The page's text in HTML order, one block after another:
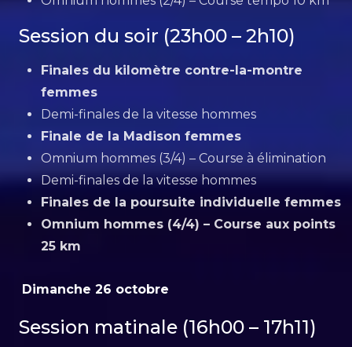
Session du soir (23h00 – 2h10)
Finales du kilomètre contre-la-montre
femmes
Demi-finales de la vitesse hommes
Finale de la Madison femmes
Omnium hommes (3/4) – Course à élimination
Demi-finales de la vitesse hommes
Finales de la poursuite individuelle femmes
Omnium hommes (4/4) – Course aux points
25 km
Dimanche 26 octobre
Session matinale (16h00 – 17h11)